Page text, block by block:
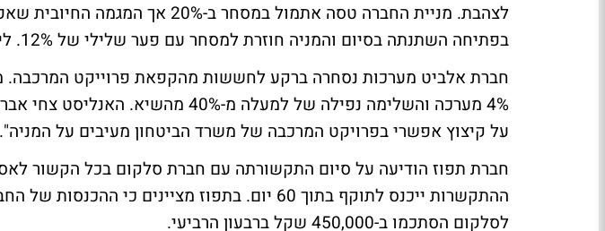
לצהבת. מניית החברה טסה אתמול במסחר ב-
בפתיחה השתנתה בסיום והמניה חוזרת למסחר עם פער שלילי של 12%.
חברת אלביט מערכות נסחרה ברקע לחששות מהקפאת פרוייקט המרכבה.
4% מערכה והשלימה נפילה של למעלה מ-40%
על קיצוץ אפשרי בפרויקט המרכבה של משרד הביטחון מעיבים על המניה".
ההתקשרות ייכנס לתוקף בתוך 60 יום. בתפוז מציינים
לסלקום הסתכמו ב-450,000 שקל ברבעון הרביעי.